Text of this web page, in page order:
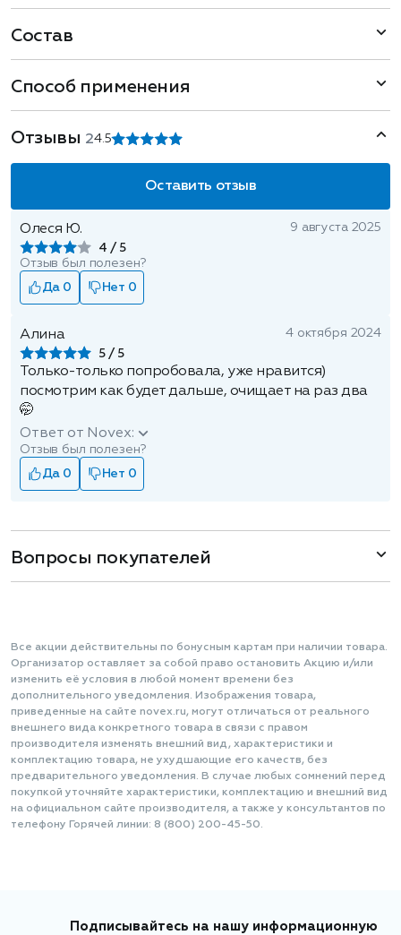
Состав
Способ применения
Отзывы 24.5
Оставить отзыв
Олеся Ю.
4
9 августа 2025
Отзыв был полезен?
Да 0
Нет 0
Алина
5
4 октября 2024
Только-только попробовала, уже нравится)
посмотрим как будет дальше, очищает на раз два
🤭
Ответ от Novex:
Отзыв был полезен?
Да 0
Нет 0
Вопросы покупателей
Все акции действительны по бонусным картам при наличии товара.
Организатор оставляет за собой право остановить Акцию и/или
изменить её условия в любой момент времени без
дополнительного уведомления. Изображения товара,
приведенные на сайте novex.ru, могут отличаться от реального
внешнего вида конкретного товара в связи с правом
производителя изменять внешний вид, характеристики и
комплектацию товара, не ухудшающие его качеств, без
предварительного уведомления. В случае любых сомнений перед
покупкой уточняйте характеристики, комплектацию и внешний вид
на официальном сайте производителя, а также у консультантов по
телефону Горячей линии: 8 (800) 200-45-50.
Подписывайтесь на нашу информационную